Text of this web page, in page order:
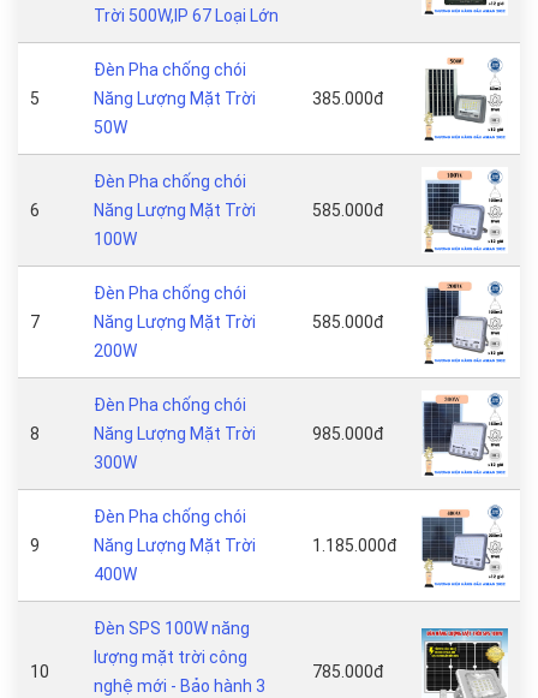
Trời 500W,IP 67 Loại Lớn
5
Đèn Pha chống chói
Năng Lượng Mặt Trời
50W
385.000đ
6
Đèn Pha chống chói
Năng Lượng Mặt Trời
100W
585.000đ
7
Đèn Pha chống chói
Năng Lượng Mặt Trời
200W
585.000đ
8
Đèn Pha chống chói
Năng Lượng Mặt Trời
300W
985.000đ
9
Đèn Pha chống chói
Năng Lượng Mặt Trời
400W
1.185.000đ
10
Đèn SPS 100W năng
lượng mặt trời công
nghệ mới - Bảo hành 3
785.000đ